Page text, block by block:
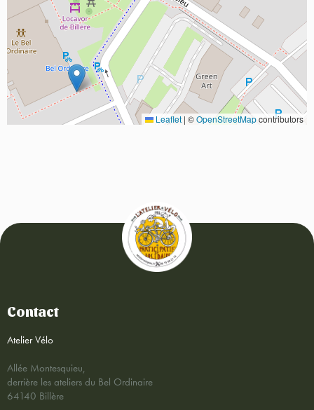
Leaflet | ©OpenStreetMapcontributors
Contact
Atelier Vélo
Allée Montesquieu,
derrière les ateliers du Bel Ordinaire
64140 Billère